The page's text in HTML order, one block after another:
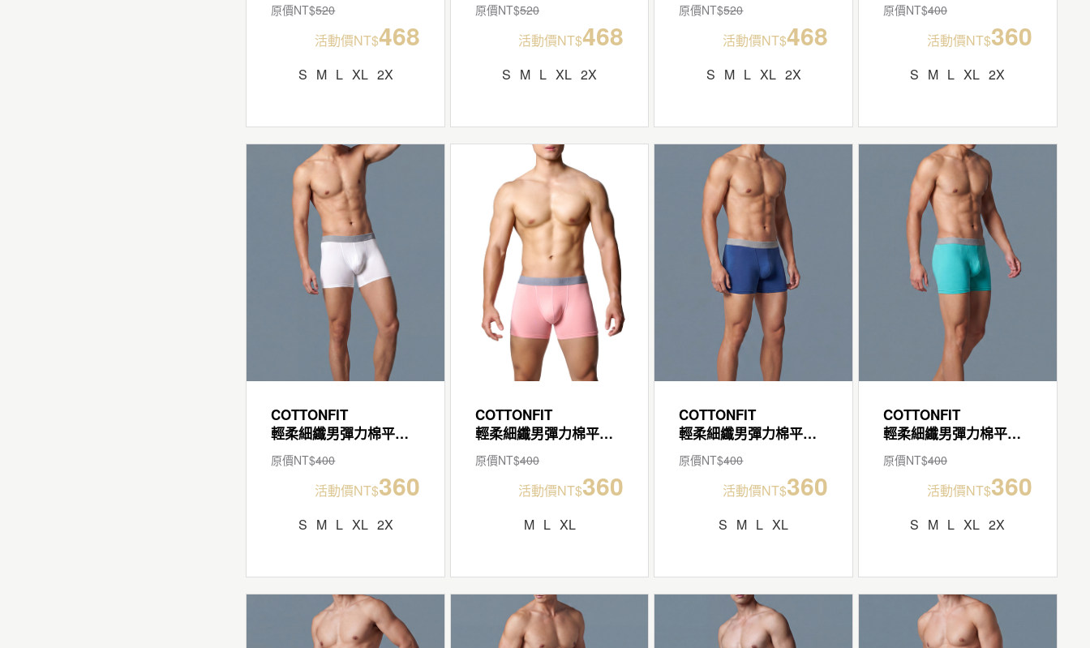
原價NT$520
活動價NT$468
S M L XL 2X
原價NT$520
活動價NT$468
S M L XL 2X
原價NT$520
活動價NT$468
S M L XL 2X
原價NT$400
活動價NT$360
S M L XL 2X
COTTONFIT
輕柔細纖男彈力棉平口褲
原價NT$400
活動價NT$360
S M L XL 2X
COTTONFIT
輕柔細纖男彈力棉平口褲
原價NT$400
活動價NT$360
M L XL
COTTONFIT
輕柔細纖男彈力棉平口褲
原價NT$400
活動價NT$360
S M L XL
COTTONFIT
輕柔細纖男彈力棉平口褲
原價NT$400
活動價NT$360
S M L XL 2X